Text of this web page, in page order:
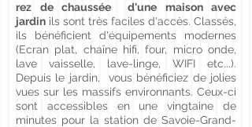
rez de chaussée d'une maison avec
jardin ils sont très faciles d'accès. Classés,
ils bénéficient d'équipements modernes
(Ecran plat, chaîne hifi, four, micro onde,
lave vaisselle, lave-linge, WIFI etc...).
Depuis le jardin, vous bénéficiez de jolies
vues sur les massifs environnants. Ceux-ci
sont accessibles en une vingtaine de
minutes pour la station de Savoie-Grand-